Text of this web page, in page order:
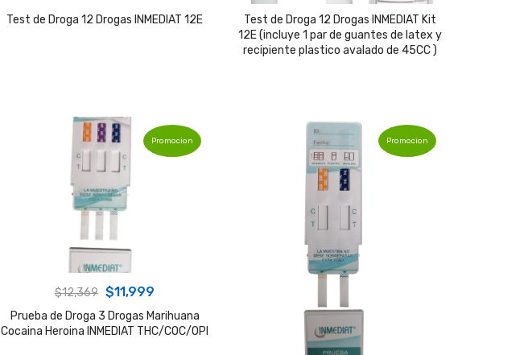
Test de Droga 12 Drogas INMEDIAT 12E
Test de Droga 12 Drogas INMEDIAT Kit
12E (incluye 1 par de guantes de latex y
recipiente plastico avalado de 45CC )
Promocion
$12,369 Original
price
was:
$11,999
price
is:
Prueba de Droga 3 Drogas Marihuana
Cocaina Heroina INMEDIAT THC/COC/OPI
Promocion